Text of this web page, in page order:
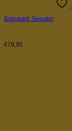
Bobypark Sweater
€79,95